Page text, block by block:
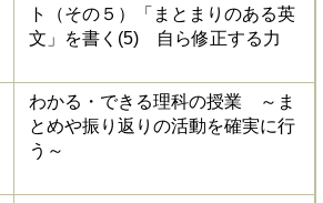
ト（その５）「まとまりのある英
文」を書く(5) 自ら修正する力
わかる・できる理科の授業 ～ま
とめや振り返りの活動を確実に行
う～